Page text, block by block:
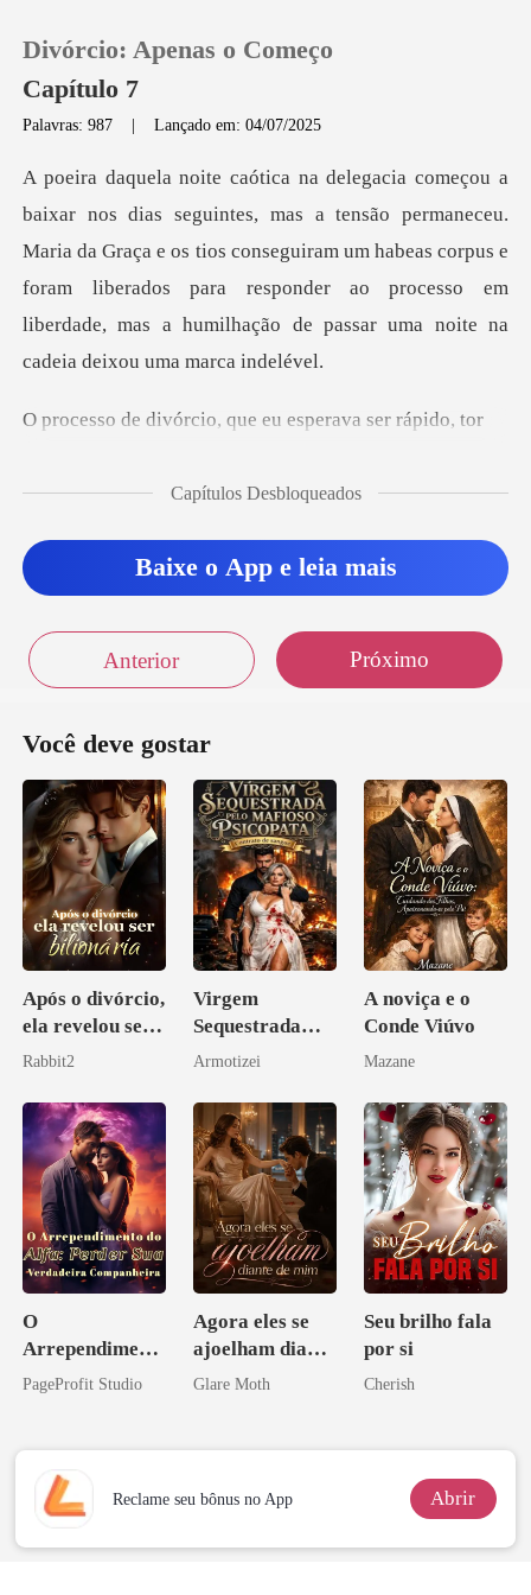
0
Loja
Divórcio: Apenas o Começo
Capítulo 7
Palavras: 987 |Lançado em: 04/07/2025
maneceu.
Maria da Graça e os tios conseguiram um habeas corpus e
foram liberados para responder a
rcio, que eu esper
Capítulos Desbloqueados
Baixe o App e leia mais
Anterior Próximo
Você deve gostar
Após o divórcio,
ela revelou ser
bilionária
Rabbit2
Virgem
Sequestrada
pelo Mafioso
CONTRATO
DE SANGUE
Armotizei
A noviça e o
Conde Viúvo
Mazane
O
Arrependiment
o do Alfa:
Companheira
PageProfit Studio
Agora eles se
ajoelham diante
de mim
Glare Moth
Seu brilho fala
por si
Cherish
Reclame seu bônus no App Abrir